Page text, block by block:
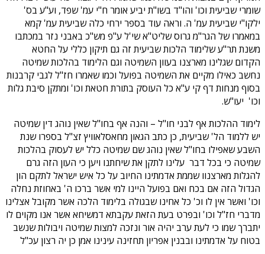
שומרי שביעית וכו' והו"ד בשו"ת יביע אומר ח"י עמ' שפד, וע"ע בס'
ילקו"י שביעית עמ' ה. וראה עוד בספר ירחי כלה שביעית עמ' קמא
במאמרו של הגר"מ גרוס שליט"א שי'ל ע"פ מש"כ באבני נזר במכתבו
משנת תר"ע שלימוד הלכות שביעית זה גם תיקון כללי על החטא
הקדום שגלינו מארצנו בעוון השמיטה וגם הלימוד בהלכות שמיטה
נחשב כאילו מקיים את השמיטה בפועל וכמו שאמרו חז"ל לגבי קרבנות
בסוף מנחות דף קי ע"א כל העוסק בתורת חטאת וכו' ומתקן סיבת גלות
וכו' יעו"ש.
לימוד ההלכות אף לבני חו"ל – והנה אף בחו"ל שאין נוהג דין שמיטה
יש ללמוד הל' שביעית, כן כתב הגאון מחאסלאוויץ זצ"ל בספרו שנת
השבע שאפילו בחו"ל שאין נוהג שם שמיטה כלל יש לעסוק בהלכות
שמיטה כי בכל דבר עלינו לתקן את שיחתנו ויען כי העון הזה גרם
להגלות מארצנוו שממת אדמתינו החיוב על כל איש ישראל לתקם הון
הגדול הזה אם בכח ואם בפועל היינו למי אשר ברכו ה' באחוזת נחלה
וכו' ואשר אין לו וכ' כל אחינו שבגולה בלימוד הלכה אשר מקובל אצלינו
מדברי חז"ל וכו' ובפרט בעת הזאת עקבתא דמשיחא אשר אנו מקוים לו
יתברך שמו כי לעת ערב יהיה אור ונזכה למצות שמיטה ויבולות שנשב
בטוח על אדמתינו ובבנין אפריון תחזינה עינינו אמן כן יה רצון עכ"ל